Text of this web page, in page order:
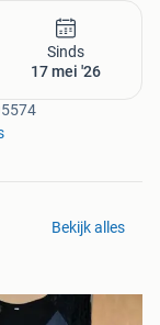
Sinds
17 mei '26
Bekijk alles